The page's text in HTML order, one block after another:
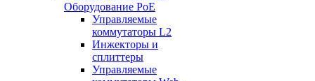
Оборудование PoE
Управляемые
коммутаторы L2
Инжекторы и
сплиттеры
Управляемые